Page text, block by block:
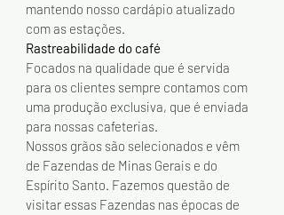
mantendo nosso cardápio atualizado
com as estações.
Rastreabilidade do café
Focados na qualidade que é servida
para os clientes sempre contamos com
uma produção exclusiva, que é enviada
para nossas cafeterias.
Nossos grãos são selecionados e vêm
de Fazendas de Minas Gerais e do
Espírito Santo. Fazemos questão de
visitar essas Fazendas nas épocas de